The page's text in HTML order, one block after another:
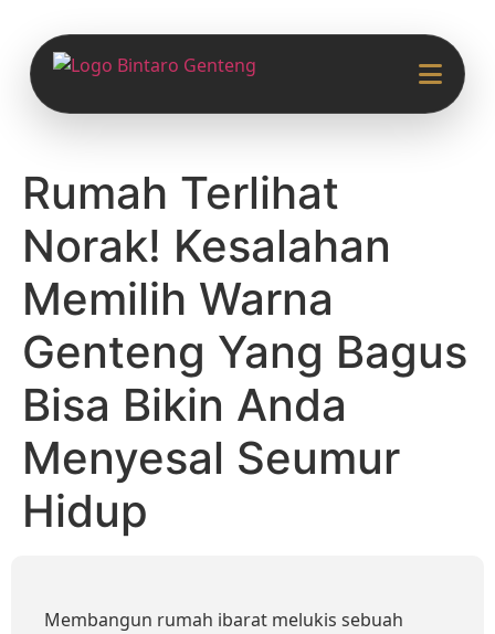
Rumah Terlihat
Norak! Kesalahan
Memilih Warna
Genteng Yang Bagus
Bisa Bikin Anda
Menyesal Seumur
Hidup
Membangun rumah ibarat melukis sebuah